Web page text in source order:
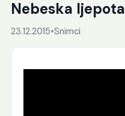
Nebeska ljepota
23.12.2015•Snimci